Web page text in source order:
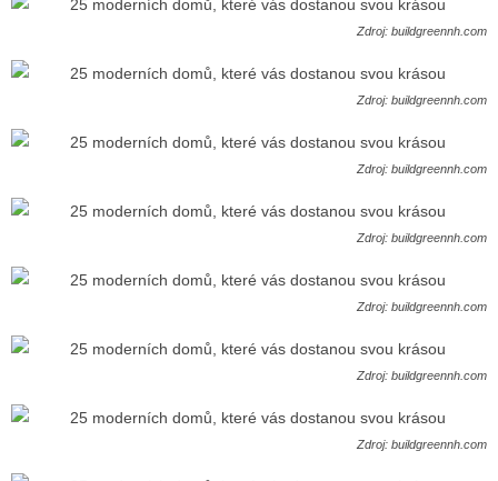
Zdroj: buildgreennh.com
Zdroj: buildgreennh.com
Zdroj: buildgreennh.com
Zdroj: buildgreennh.com
Zdroj: buildgreennh.com
Zdroj: buildgreennh.com
Zdroj: buildgreennh.com